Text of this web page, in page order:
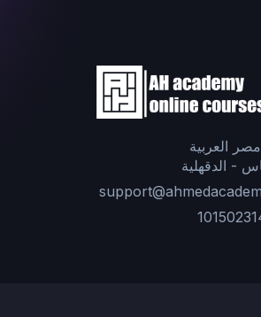
العربية
- الدقهلية